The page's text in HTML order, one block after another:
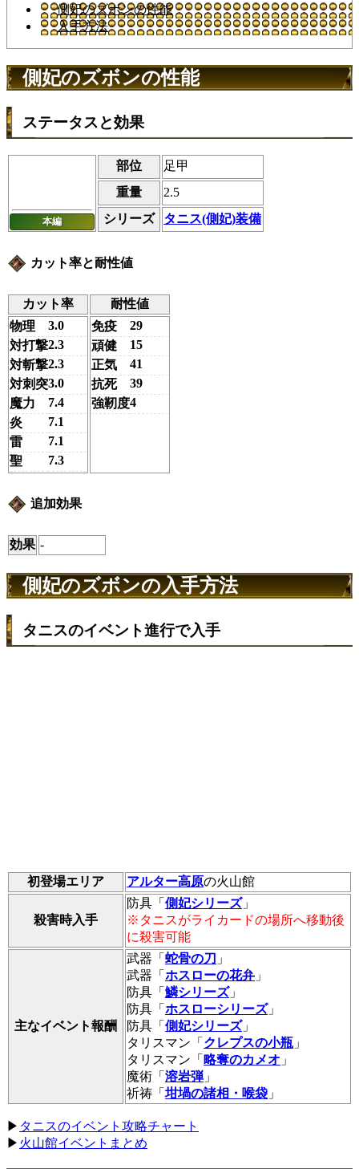
側妃のズボンの性能
入手方法
側妃のズボンの性能
ステータスと効果
本編
部位
足甲
重量
2.5
シリーズ
タニス(側妃)装備
カット率と耐性値
カット率
耐性値
物理
3.0
対打撃2.3
対斬撃2.3
対刺突3.0
魔力
7.4
炎
7.1
雷
7.1
聖
7.3
免疫
29
頑健
15
正気
41
抗死
39
強靭度4
追加効果
効果 -
側妃のズボンの入手方法
タニスのイベント進行で入手
初登場エリア アルター高原の火山館
殺害時入手
防具「 側妃シリーズ」
※タニスがライカードの場所へ移動後
に殺害可能
主なイベント報酬
武器「 蛇骨の刀 」
武器「 ホスローの花弁 」
防具「 鱗シリーズ」
防具「 ホスローシリーズ」
防具「 側妃シリーズ」
タリスマン「 クレプスの小瓶 」
タリスマン「 略奪のカメオ 」
魔術「 溶岩弾」
祈祷「 坩堝の諸相・喉袋 」
▶ タニスのイベント攻略チャート
▶ 火山館イベントまとめ